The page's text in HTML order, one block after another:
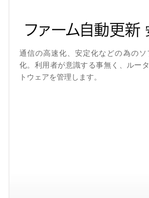
通信の高速化、安定化などの為の
化。利用者が意識する事無く、ルー
トウェアを管理します。